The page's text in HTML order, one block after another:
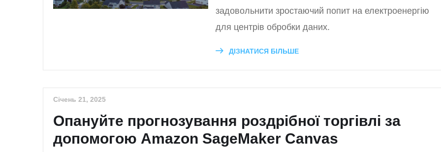
задовольнити зростаючий попит на електроенергію
для центрів обробки даних.
ДІЗНАТИСЯ БІЛЬШЕ
Січень 21, 2025
Опануйте прогнозування роздрібної торгівлі за
допомогою Amazon SageMaker Canvas